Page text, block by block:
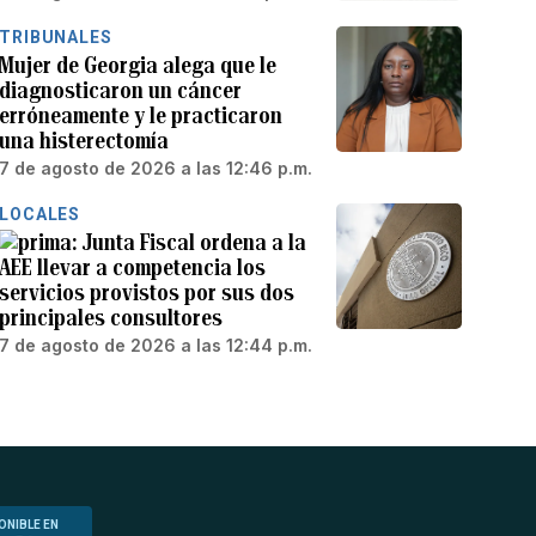
TRIBUNALES
Mujer de Georgia alega que le
diagnosticaron un cáncer
erróneamente y le practicaron
una histerectomía
7 de agosto de 2026 a las 12:46 p.m.
LOCALES
Junta Fiscal ordena a la
AEE llevar a competencia los
servicios provistos por sus dos
principales consultores
7 de agosto de 2026 a las 12:44 p.m.
EN